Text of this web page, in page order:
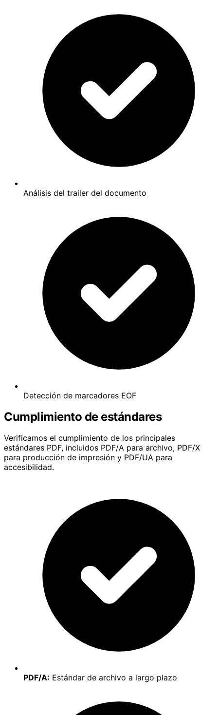
Análisis del trailer del documento
Detección de marcadores EOF
Cumplimiento de estándares
Verificamos el cumplimiento de los principales
estándares PDF, incluidos PDF/A para archivo, PDF/X
para producción de impresión y PDF/UA para
accesibilidad.
PDF/A: Estándar de archivo a largo plazo